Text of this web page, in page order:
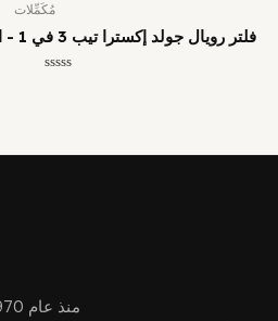
مُكَمِّلات
فلتر رويال جولد إكسترا تيب 3 في 1 - الحل الأمثل للتدخين الشامل
منذ عام 1970